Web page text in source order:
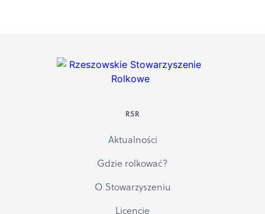
RSR
Aktualności
Gdzie rolkować?
O Stowarzyszeniu
Licencje